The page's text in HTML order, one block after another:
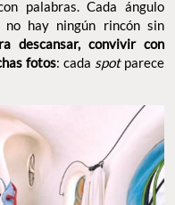
palabras. Cada ángulo
no hay ningún rincón sin
descansar, convivir con
fotos: cada spotparece